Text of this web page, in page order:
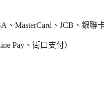
、MasterCard、JCB、銀聯卡
Pay、街口支付）